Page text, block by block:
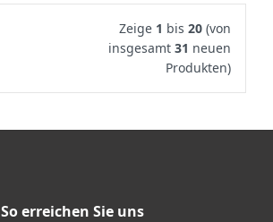
Zeige 1 bis 20 (von
insgesamt 31 neuen
Produkten)
So erreichen Sie uns